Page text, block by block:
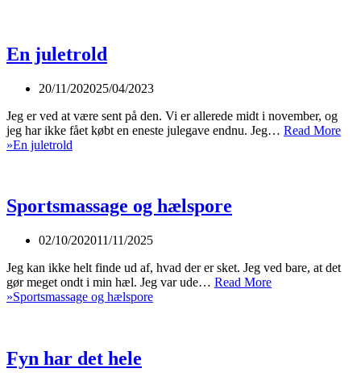
En juletrold
20/11/202025/04/2023
Jeg er ved at være sent på den. Vi er allerede midt i november, og
jeg har ikke fået købt en eneste julegave endnu. Jeg… Read More
»En juletrold
Sportsmassage og hælspore
02/10/202011/11/2025
Jeg kan ikke helt finde ud af, hvad der er sket. Jeg ved bare, at det
gør meget ondt i min hæl. Jeg var ude… Read More
»Sportsmassage og hælspore
Fyn har det hele